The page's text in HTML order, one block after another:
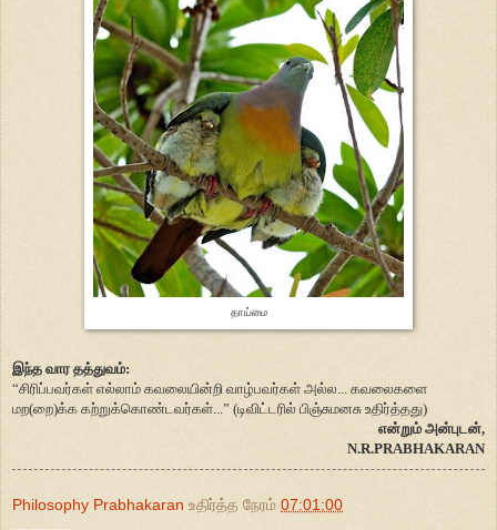
தாய்மை
இந்த வார தத்துவம்:
“சிரிப்பவர்கள் எல்லாம் கவலையின்றி வாழ்பவர்கள் அல்ல... கவலைகளை
மற(றை)க்க கற்றுக்கொண்டவர்கள்...” (டிவிட்டரில் பிஞ்சுமனசு உதிர்த்தது)
என்றும் அன்புடன்,
N.R.PRABHAKARAN
Philosophy Prabhakaran உதிர்த்த நேரம் 07:01:00